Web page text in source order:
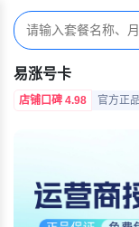
易涨号卡
店铺口碑 4.98 官方正